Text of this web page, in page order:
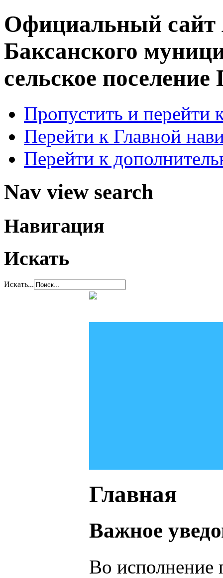
Официальный сайт
Баксанского
сельское
Пропустить и перейти
Перейти к Главной
Перейти к
Nav view search
Навигация
Искать
Искать...
Главная
Важное
Во